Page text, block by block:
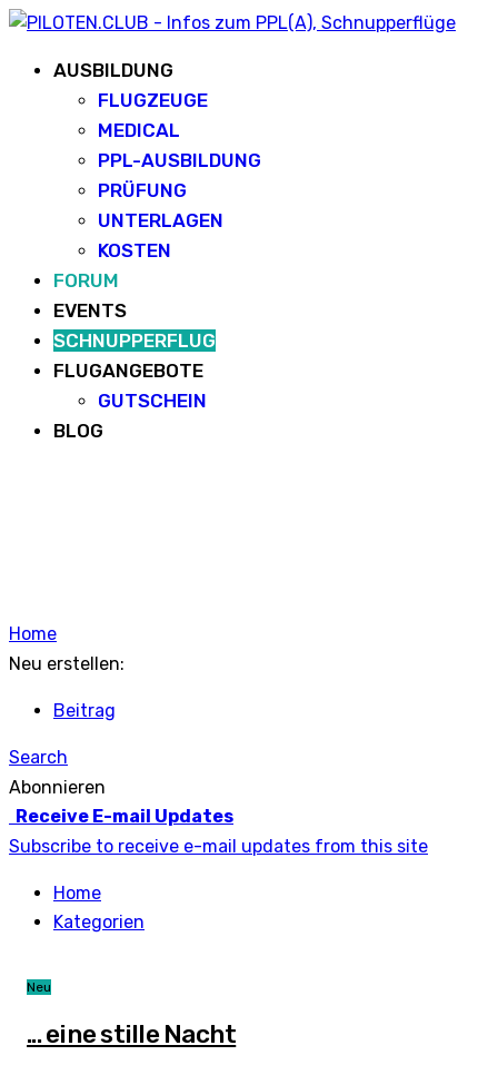
AUSBILDUNG
FLUGZEUGE
MEDICAL
PPL-AUSBILDUNG
PRÜFUNG
UNTERLAGEN
KOSTEN
FORUM
EVENTS
SCHNUPPERFLUG
FLUGANGEBOTE
GUTSCHEIN
BLOG
Home
Neu erstellen:
Beitrag
Search
Abonnieren
Receive E-mail Updates
Subscribe to receive e-mail updates from this site
Home
Kategorien
Neu
... eine stille Nacht